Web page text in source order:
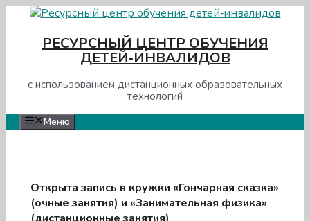
Перейти
содержимому
РЕСУРСНЫЙ ЦЕНТР ОБУЧЕНИЯ
ДЕТЕЙ‑ИНВАЛИДОВ
с использованием дистанционных образовательных
технологий
Меню
Открыта запись в кружки «Гончарная сказка»
(очные занятия) и «Занимательная физика»